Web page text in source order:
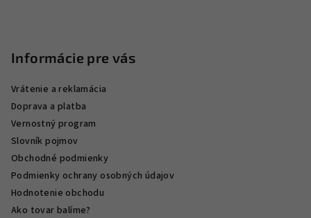
Informácie pre vás
Vrátenie a reklamácia
Doprava a platba
Vernostný program
Slovník pojmov
Obchodné podmienky
Podmienky ochrany osobných údajov
Hodnotenie obchodu
Ako tovar balíme?